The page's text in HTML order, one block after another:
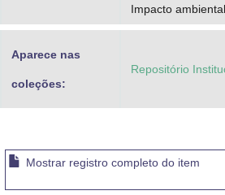
Impacto ambiental
Aparece nas
coleções:
Repositório
Mostrar registro completo do item